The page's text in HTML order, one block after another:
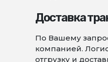
Доставка
По Вашему
компанией.
отгрузку и